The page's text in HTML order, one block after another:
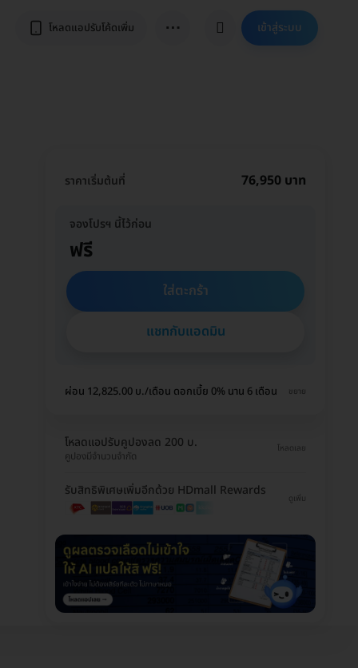
โหลดแอปรับโค้ดเพิ่ม ⋯ เข้าสู่ระบบ
ราคาเริ่มต้นที่ 76,950 บาท
จองโปรฯ นี้ไว้ก่อน
ฟรี
ใส่ตะกร้า
แชทกับแอดมิน
ผ่อน 12,825.00 บ./เดือน ดอกเบี้ย 0% นาน 6 เดือน ขยาย
โหลดแอปรับคูปองลด 200 บ.
คูปองมีจำนวนจำกัด
โหลดเลย
รับสิทธิพิเศษเพิ่มอีกด้วย HDmall Rewards
ดูเพิ่ม